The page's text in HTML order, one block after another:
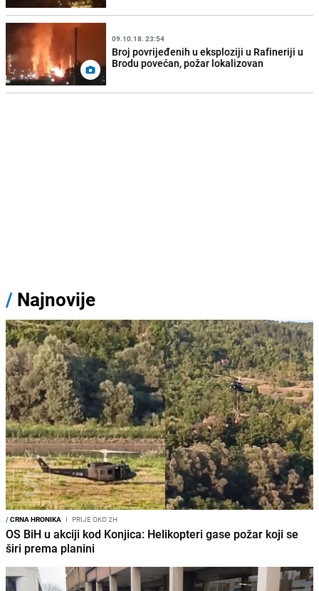
09.10.18. 23:54
Broj povrijeđenih u eksploziji u Rafineriji u
Brodu povećan, požar lokalizovan
/ Najnovije
/CRNA HRONIKA I PRIJE OKO 2H
OS BiH u akciji kod Konjica: Helikopteri gase požar koji se
širi prema planini